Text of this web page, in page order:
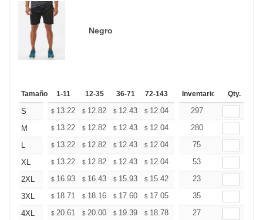
Negro
Tamaño 1-11 12-35 36-71 72-143 144-287 288 +
Inventario Qty.
S $ 13.22 $ 12.82 $ 12.43 $ 12.04 11.65
297
M
$ 13.22 $ 12.82 $ 12.43 $ 12.04 11.65
280
L
$ 13.22 $ 12.82 $ 12.43 $ 12.04 11.65
75
XL
$ 13.22 $ 12.82 $ 12.43 $ 12.04 11.65
53
2XL
$ 16.93 $ 16.43 $ 15.93 $ 15.42 14.92
23
3XL
$ 18.71 $ 18.16 $ 17.60 $ 17.05 16.49
35
4XL
$ 20.61 $ 20.00 $ 19.39 $ 18.78 18.17
27